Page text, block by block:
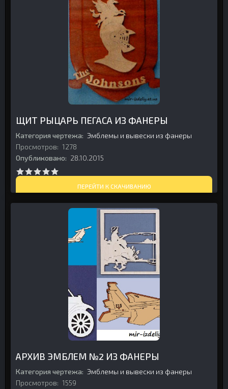
ЩИТ РЫЦАРЬ ПЕГАСА ИЗ ФАНЕРЫ
Категория чертежа: Эмблемы и вывески из фанеры
Просмотров: 1278
Опубликовано: 28.10.2015
ПЕРЕЙТИ К СКАЧИВАНИЮ
АРХИВ ЭМБЛЕМ №2 ИЗ ФАНЕРЫ
Категория чертежа: Эмблемы и вывески из фанеры
Просмотров: 1559